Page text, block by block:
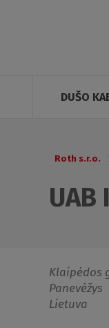
DUŠO
Roth s.r.o.
UAB
Klaipėdos
Panevėžys
Lietuva